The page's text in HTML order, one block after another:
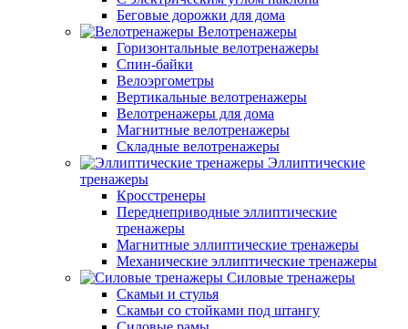
Беговые дорожки для дома
Велотренажеры
Горизонтальные велотренажеры
Спин-байки
Велоэргометры
Вертикальные велотренажеры
Велотренажеры для дома
Магнитные велотренажеры
Складные велотренажеры
Эллиптические
тренажеры
Кросстренеры
Переднеприводные эллиптические
тренажеры
Магнитные эллиптические тренажеры
Механические эллиптические тренажеры
Силовые тренажеры
Скамьи и стулья
Скамьи со стойками под штангу